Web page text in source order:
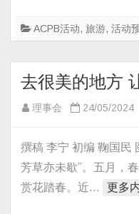
ACPB活动, 旅游, 活动
去很美的地方
理事会 24/05/2024
撰稿 李宁 初编 鞠国民
芳草亦未歇”。五月，
赏花踏春。近…
更多